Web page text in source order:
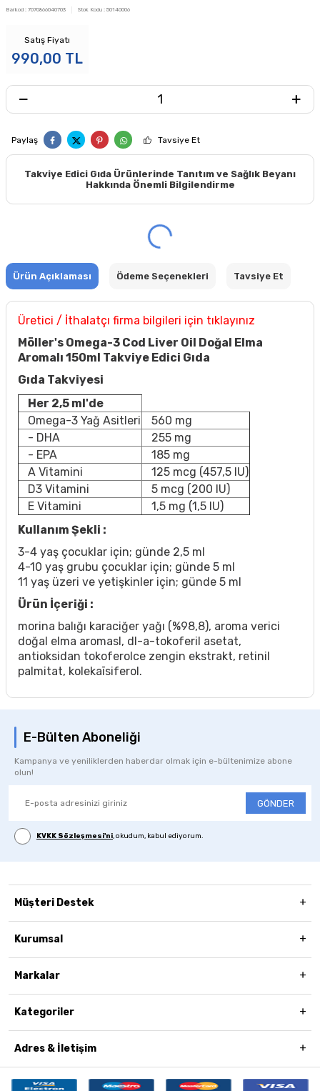
Barkod : 7070866040703 Stok Kodu : 50140006
Satış Fiyatı
990,00 TL
Paylaş Tavsiye Et
Takviye Edici Gıda Ürünlerinde Tanıtım ve Sağlık Beyanı
Hakkında Önemli Bilgilendirme
Ürün Açıklaması Ödeme Seçenekleri Tavsiye Et
Üretici / İthalatçı firma bilgileri için tıklayınız
Möller's Omega-3 Cod Liver Oil Doğal Elma
Aromalı 150ml Takviye Edici Gıda
Gıda Takviyesi
Her 2,5 ml'de
Omega-3 Yağ Asitleri
560 mg
- DHA
255 mg
- EPA
185 mg
A Vitamini
125 mcg (457,5 IU)
D3 Vitamini
5 mcg (200 IU)
E Vitamini
1,5 mg (1,5 IU)
Kullanım Şekli :
3-4 yaş çocuklar için; günde 2,5 ml
4-10 yaş grubu çocuklar için; günde 5 ml
11 yaş üzeri ve yetişkinler için; günde 5 ml
Ürün İçeriği :
morina balığı karaciğer yağı (%98,8), aroma verici
doğal elma aromasl, dl-a-tokoferil asetat,
antioksidan tokoferolce zengin ekstrakt, retinil
palmitat, kolekaīsiferol.
E-Bülten Aboneliği
Kampanya ve yeniliklerden haberdar olmak için e-bültenimize abone
olun!
GÖNDER
KVKK Sözleşmesi'ni, okudum, kabul ediyorum.
Müşteri Destek
Kurumsal
Markalar
Kategoriler
Adres & İletişim